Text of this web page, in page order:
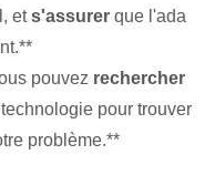
ets'assurer que l'ada
pouvez rechercher
pour trouver
problème.**